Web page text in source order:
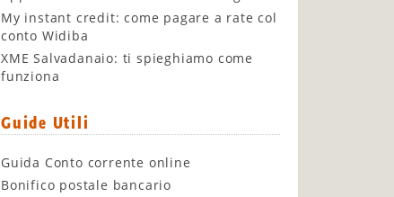
My instant credit: come pagare a rate col
conto Widiba
XME Salvadanaio: ti spieghiamo come
funziona
Guide Utili
Guida Conto corrente online
Bonifico postale bancario